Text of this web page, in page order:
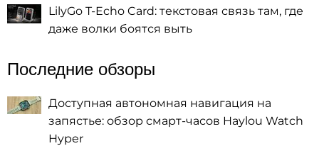
LilyGo T-Echo Card: текстовая связь там, где
даже волки боятся выть
Последние обзоры
Доступная автономная навигация на
запястье: обзор смарт-часов Haylou Watch
Hyper